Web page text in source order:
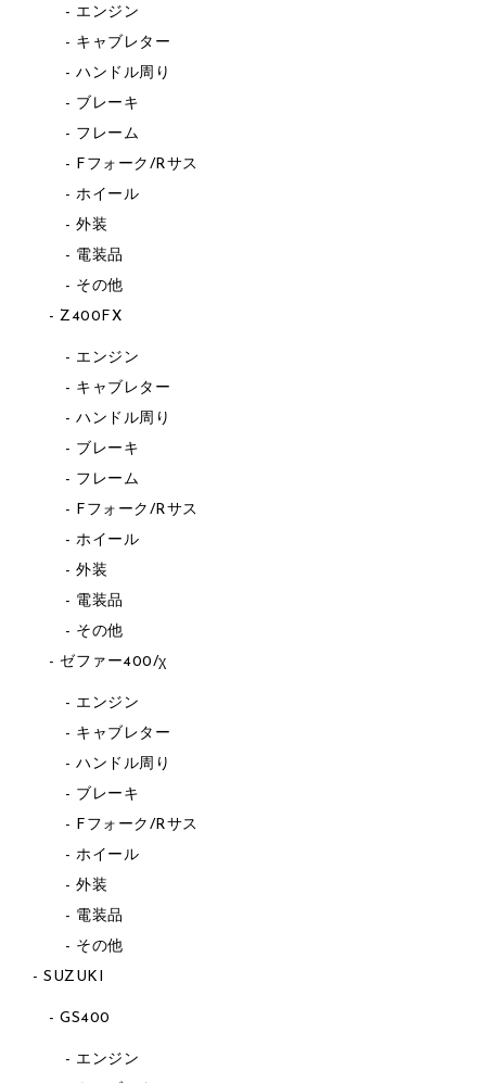
エンジン
キャブレター
ハンドル周り
ブレーキ
フレーム
Fフォーク/Rサス
ホイール
外装
電装品
その他
Z400FX
エンジン
キャブレター
ハンドル周り
ブレーキ
フレーム
Fフォーク/Rサス
ホイール
外装
電装品
その他
ゼファー400/χ
エンジン
キャブレター
ハンドル周り
ブレーキ
Fフォーク/Rサス
ホイール
外装
電装品
その他
SUZUKI
GS400
エンジン